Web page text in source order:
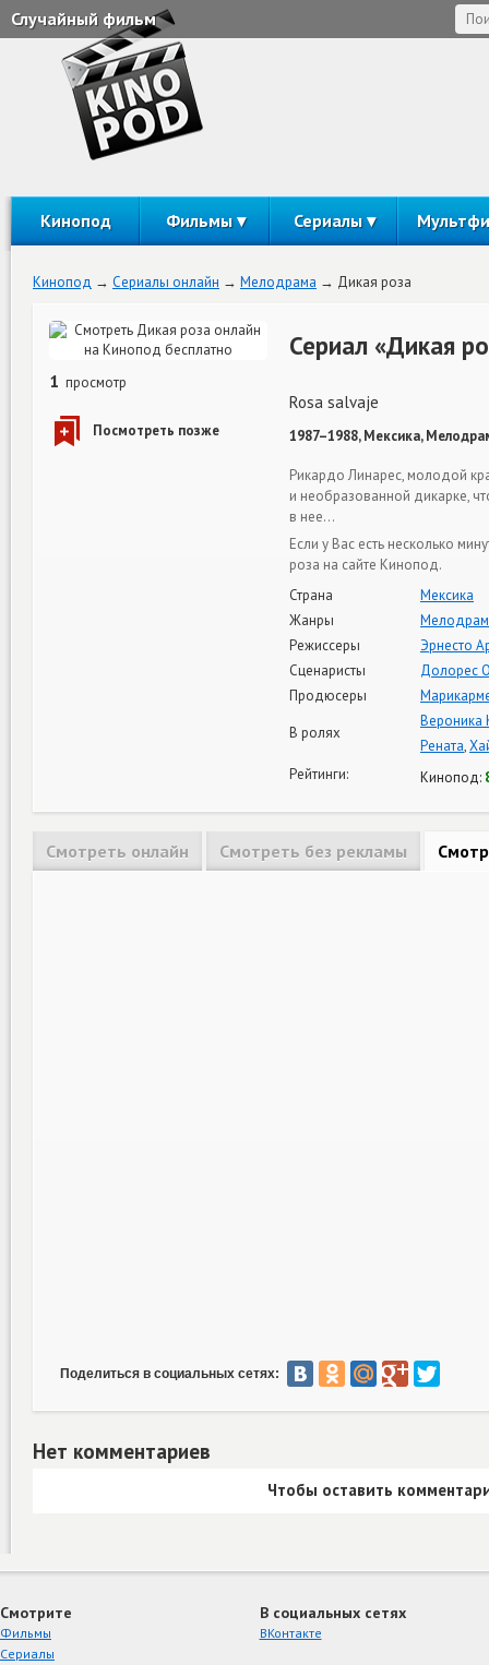
Случайный фильм
Кинопод Фильмы Сериалы
Кинопод Сериалы онлайн Мелодрама Дикая роза
1 просмотр
Сериал «Дикая
Rosa salvaje
1987–1988, Мексика,
Рикардо Линарес, молодой
и необразованной дикарке,
в нее…
Если у Вас есть несколько
роза на сайте Кинопод.
Страна
Мексика
Жанры
Режиссеры
Эрнесто
Сценаристы
Долорес
Продюсеры
В ролях
Вероника
Рената,
Рейтинги:
Кинопод:
Смотреть онлайн Смотреть без рекламы
Поделиться в социальных сетях:
Нет комментариев
Чтобы оставить
Смотрите
Фильмы
Сериалы
В социальных сетях
ВКонтакте